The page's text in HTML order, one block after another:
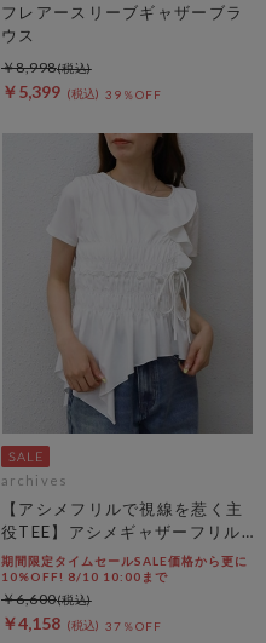
フレアースリーブギャザーブラ
ウス
￥5,399 39％OFF
￥8,998
archives
【アシメフリルで視線を惹く主
役TEE】アシメギャザーフリル
ＴＥＥ
期間限定タイムセールSALE価格から更に
10%OFF! 8/10 10:00まで
￥4,158 37％OFF
￥6,600